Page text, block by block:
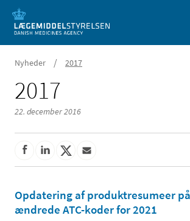
Nyheder / 2017
2017
22. december 2016
Opdatering af produktresumeer
ændrede ATC-koder for 2021